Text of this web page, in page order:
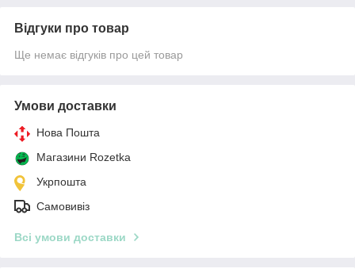
Відгуки про товар
Ще немає відгуків про цей товар
Умови доставки
Нова Пошта
Магазини Rozetka
Укрпошта
Самовивіз
Всі умови доставки